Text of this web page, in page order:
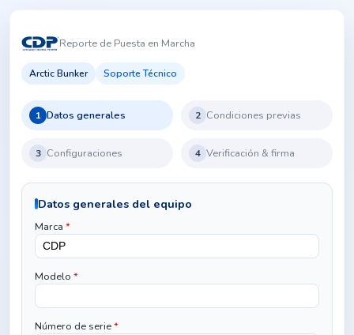
Reporte de Puesta en Marcha
Arctic Bunker Soporte Técnico
1 Datos generales 2 Condiciones previas
3 Configuraciones 4 Verificación & firma
Datos generales del equipo
Marca *
Modelo *
Número de serie*